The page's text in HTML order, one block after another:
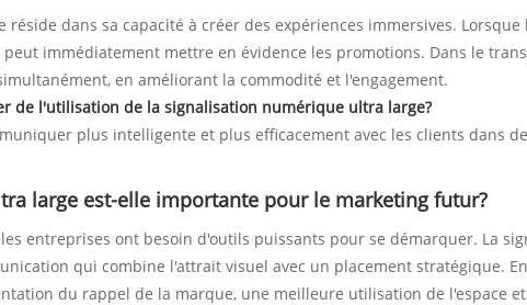
dans sa capacité à créer des expériences immersives.
immédiatement mettre en évidence les promotions. Dans le
en améliorant la commodité et l'engagement.
de l'utilisation de la signalisation numérique ultra large?
plus intelligente et plus efficacement avec les clients dans
large est-elle importante pour le marketing futur?
entreprises ont besoin d'outils puissants pour se démarquer. La
qui combine l'attrait visuel avec un placement stratégique.
du rappel de la marque, une meilleure utilisation de l'espace